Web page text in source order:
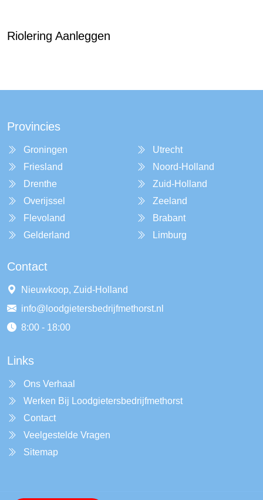
Riolering Aanleggen
Provincies
Groningen
Friesland
Drenthe
Overijssel
Flevoland
Gelderland
Utrecht
Noord-Holland
Zuid-Holland
Zeeland
Brabant
Limburg
Contact
Nieuwkoop, Zuid-Holland
info@loodgietersbedrijfmethorst.nl
8:00 - 18:00
Links
Ons Verhaal
Werken Bij Loodgietersbedrijfmethorst
Contact
Veelgestelde Vragen
Sitemap